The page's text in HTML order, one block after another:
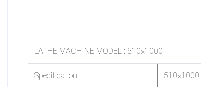
LATHE MACHINE MODEL : 510×1000
Specification 510×1000